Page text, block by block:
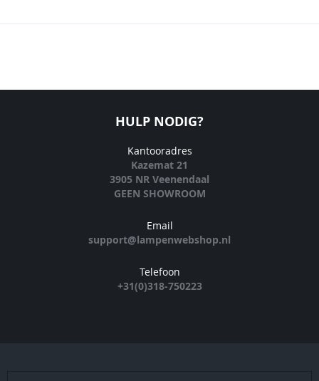
HULP NODIG?
Kantooradres
Kazemat 21
3905 NR Veenendaal
GEEN SHOWROOM
Email
support@lampenwebshop.nl
Telefoon
+31(0)318-750223